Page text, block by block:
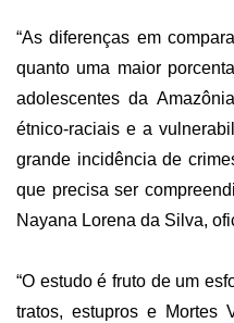
“As diferenças em
quanto uma maior
adolescentes da
étnico-raciais e a
grande incidência de
que precisa ser
Nayana Lorena da Silva,
“O estudo é fruto de um
tratos, estupros e Mortes